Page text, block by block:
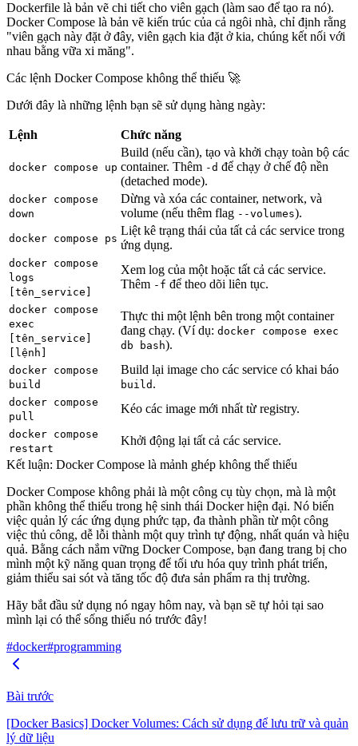
Dockerfile là bản vẽ chi tiết cho viên gạch (làm sao để tạo ra nó).
Docker Compose là bản vẽ kiến trúc của cả ngôi nhà, chỉ định rằng
"viên gạch này đặt ở đây, viên gạch kia đặt ở kia, chúng kết nối với
nhau bằng vữa xi măng".
Các lệnh Docker Compose không thể thiếu 🚀
Dưới đây là những lệnh bạn sẽ sử dụng hàng ngày:
Lệnh Chức năng
docker compose up
Build (nếu cần), tạo và khởi chạy toàn bộ các
container. Thêm -d để chạy ở chế độ nền
(detached mode).
docker compose
down
Dừng và xóa các container, network, và
volume (nếu thêm flag --volumes).
docker compose ps
Liệt kê trạng thái của tất cả các service trong
ứng dụng.
docker compose
logs
[tên_service]
Xem log của một hoặc tất cả các service.
Thêm -f để theo dõi liên tục.
docker compose
exec
[tên_service]
[lệnh]
Thực thi một lệnh bên trong một container
đang chạy. (Ví dụ: docker compose exec
db bash).
docker compose
build
Build lại image cho các service có khai báo
build .
docker compose
pull
Kéo các image mới nhất từ registry.
docker compose
restart
Khởi động lại tất cả các service.
Kết luận: Docker Compose là mảnh ghép không thể thiếu
Docker Compose không phải là một công cụ tùy chọn, mà là một
phần không thể thiếu trong hệ sinh thái Docker hiện đại. Nó biến
việc quản lý các ứng dụng phức tạp, đa thành phần từ một công
việc thủ công, dễ lỗi thành một quy trình tự động, nhất quán và hiệu
quả. Bằng cách nắm vững Docker Compose, bạn đang trang bị cho
mình một kỹ năng quan trọng để tối ưu hóa quy trình phát triển,
giảm thiểu sai sót và tăng tốc độ đưa sản phẩm ra thị trường.
Hãy bắt đầu sử dụng nó ngay hôm nay, và bạn sẽ tự hỏi tại sao
mình lại có thể sống thiếu nó trước đây!
#docker#programming
Bài trước
[Docker Basics] Docker Volumes: Cách sử dụng để lưu trữ và quản
lý dữ liệu